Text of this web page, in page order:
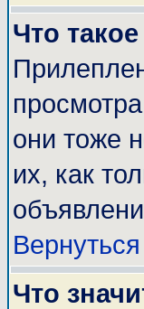
Что
они тоже
их, как
Что